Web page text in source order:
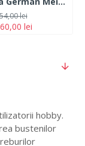
lei
lei
hobby.
bustenilor